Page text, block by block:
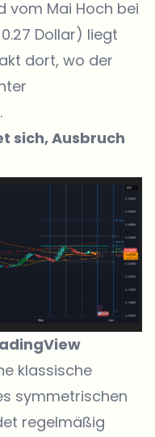
vom Mai Hoch bei
Dollar) liegt
dort, wo der
sich, Ausbruch
klassische
symmetrischen
regelmäßig